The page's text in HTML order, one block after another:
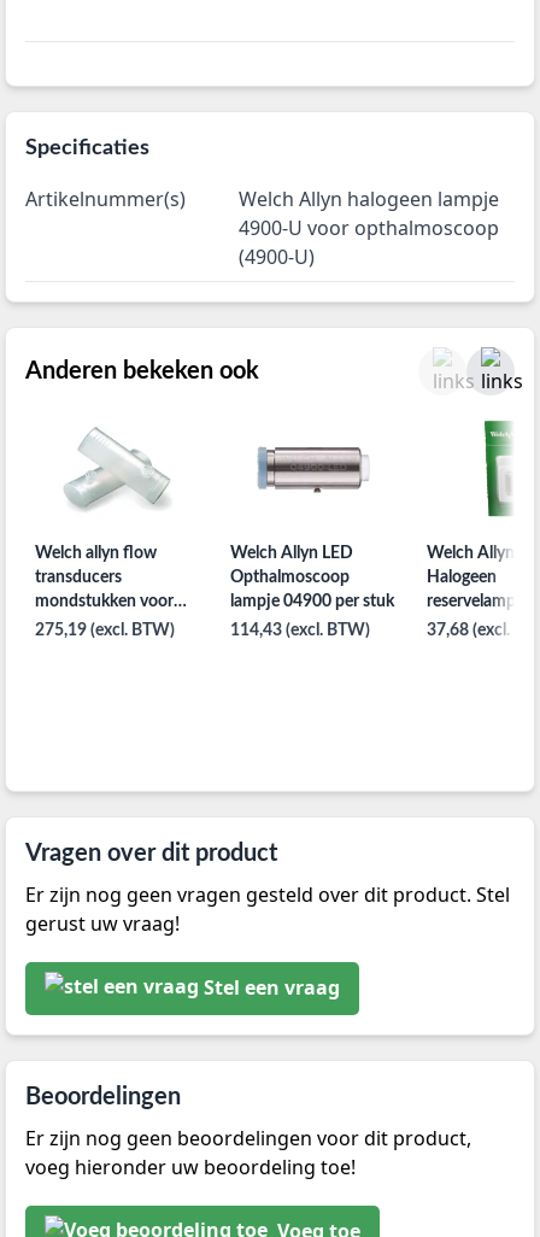
Specificaties
Artikelnummer(s)
Welch Allyn halogeen lampje
4900-U voor opthalmoscoop
(4900-U)
Anderen bekeken ook
Welch allyn flow
transducers
mondstukken voor
spirometer
275,19 (excl. BTW)
Welch Allyn LED
Opthalmoscoop
lampje 04900 per stuk
114,43 (excl. BTW)
Welch Allyn
Halogeen
reservelampje
37,68 (excl.
Vragen over dit product
Er zijn nog geen vragen gesteld over dit product. Stel
gerust uw vraag!
Stel een vraag
Beoordelingen
Er zijn nog geen beoordelingen voor dit product,
voeg hieronder uw beoordeling toe!
Voeg toe